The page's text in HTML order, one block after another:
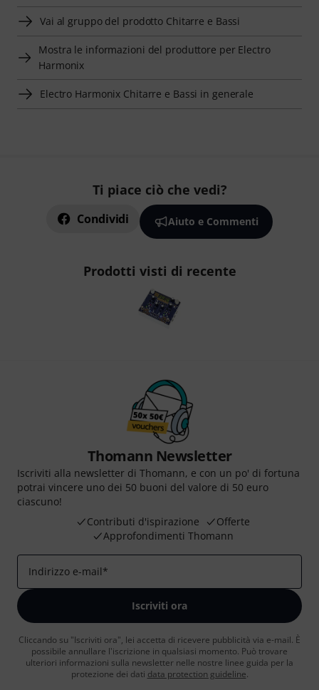
Vai al gruppo del prodotto Chitarre e Bassi
Mostra le informazioni del produttore per Electro
Harmonix
Electro Harmonix Chitarre e Bassi in generale
Ti piace ciò che vedi?
Condividi Aiuto e Commenti
Prodotti visti di recente
Thomann Newsletter
Iscriviti alla newsletter di Thomann, e con un po' di fortuna
potrai vincere uno dei 50 buoni del valore di 50 euro
ciascuno!
Contributi d'ispirazione
Offerte
Approfondimenti Thomann
Indirizzo e-mail*
Iscriviti ora
Cliccando su "Iscriviti ora", lei accetta di ricevere pubblicità via e-mail. È
possibile annullare l'iscrizione in qualsiasi momento. Può trovare
ulteriori informazioni sulla newsletter nelle nostre linee guida per la
protezione dei dati data protection guideline.